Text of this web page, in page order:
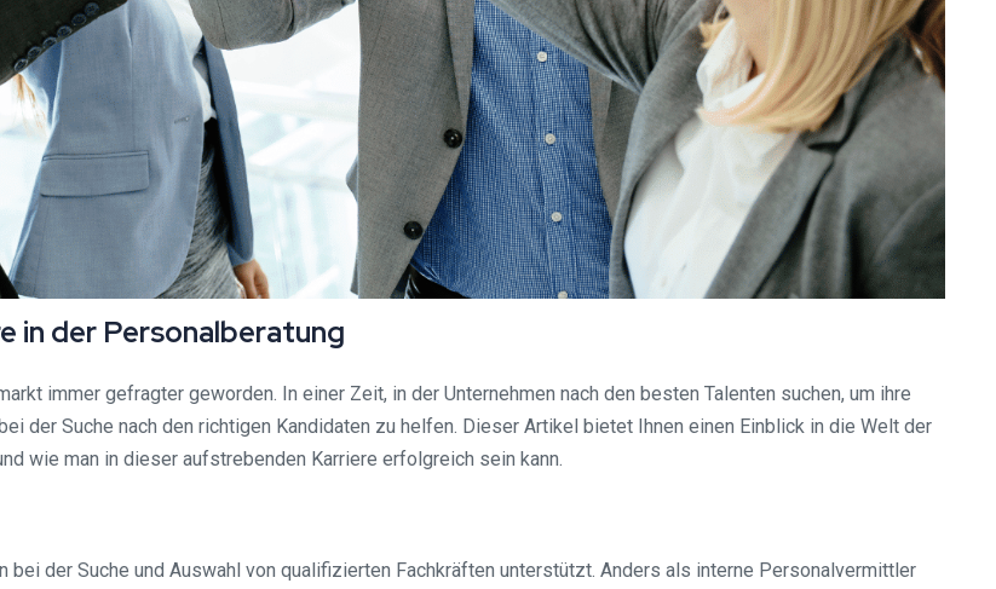
in der Personalberatung
immer gefragter geworden. In einer Zeit, in der Unternehmen nach den besten Talenten suchen, um ihre
der Suche nach den richtigen Kandidaten zu helfen. Dieser Artikel bietet Ihnen einen Einblick in die Welt der
wie man in dieser aufstrebenden Karriere erfolgreich sein kann.
bei der Suche und Auswahl von qualifizierten Fachkräften unterstützt. Anders als interne Personalvermittler